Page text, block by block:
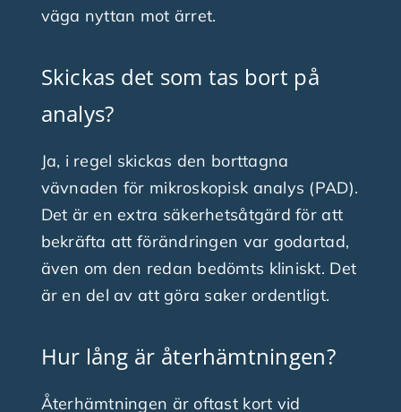
väga nyttan mot ärret.
Skickas det som tas bort på
analys?
Ja, i regel skickas den borttagna
vävnaden för mikroskopisk analys (PAD).
Det är en extra säkerhetsåtgärd för att
bekräfta att förändringen var godartad,
även om den redan bedömts kliniskt. Det
är en del av att göra saker ordentligt.
Hur lång är återhämtningen?
Återhämtningen är oftast kort vid